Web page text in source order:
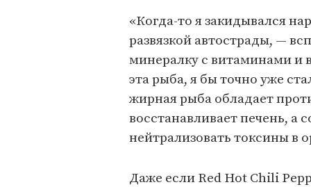
«Когда-то я закидывался
развязкой автострады, —
минералку с витаминами и
эта рыба, я бы точно уже
жирная рыба обладает
восстанавливает печень, а
нейтрализовать токсины в
Даже если Red Hot Chili